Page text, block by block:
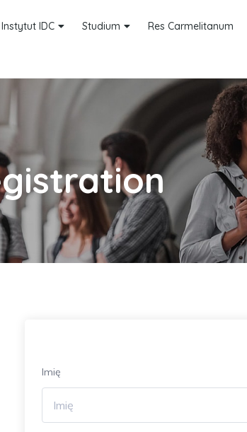
Instytut IDC Studium Res Carmelitanum
Imię